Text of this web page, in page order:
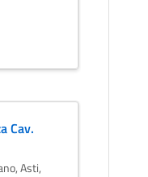
Cav.
Asti,